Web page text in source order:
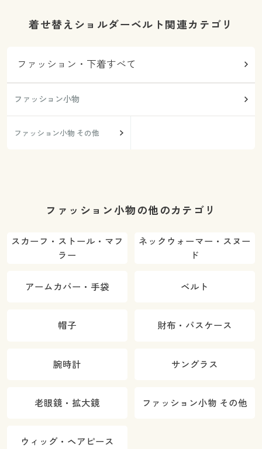
着せ替えショルダーベルト関連カテゴリ
ファッション・下着すべて
ファッション小物
ファッション小物 その他
ファッション小物の他のカテゴリ
スカーフ・ストール・マフ
ラー
ネックウォーマー・スヌー
ド
アームカバー・手袋 ベルト
帽子 財布・パスケース
腕時計 サングラス
老眼鏡・拡大鏡 ファッション小物 その他
ウィッグ・ヘアピース